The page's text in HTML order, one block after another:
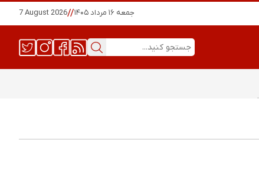
جمعه ۱۶ مرداد ۱۴۰۵ //
7 August 2026